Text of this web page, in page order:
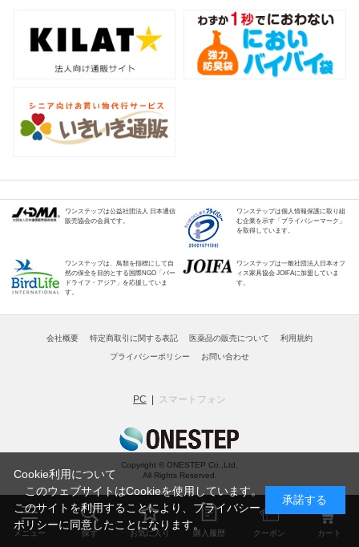
メニュー 探す お気に入り 購入履歴 クーポン カート
ワンステップは公益社団法人 日本通信
販売協会の会員です。
ワンステップは個人情報保護に取り組
む企業を示す「プライバシーマーク」
を取得しています。
ワンステップは、鳥類を指標にして自
然の保全を目的とする国際NGO「バー
ドライフ・アジア」を応援していま
す。
ワンステップは一般社団法人日本オフ
ィス家具協会 JOIFAに加盟していま
す。
会社概要 特定商取引に関する表記 医薬品の販売について 利用規約
プライバシーポリシー お問い合わせ
PC スマートフォン
Copyright © ONESTEP Co.,Ltd.
All Rights Reserved.
Cookie利用について
このウェブサイトはCookieを使用しています。
このサイトを利用することにより、 プライバシー
ポリシーに同意したことになります。
承諾する